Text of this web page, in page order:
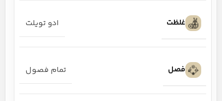
غلظت ادو تویلت
فصل تمام فصول